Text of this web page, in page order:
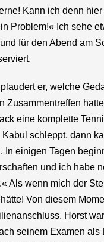
Kann ich denn
Problem!« Ich sehe
für den Abend am
er, welche
Zusammentreffen
eine komplette
schleppt, dann
In einigen Tagen
und ich habe
Als wenn mich der
Von diesem
Horst
seinem Examen als